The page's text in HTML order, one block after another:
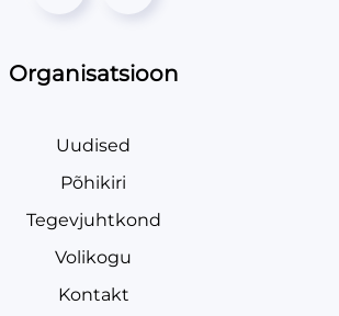
Organisatsioon
Uudised
Põhikiri
Tegevjuhtkond
Volikogu
Kontakt